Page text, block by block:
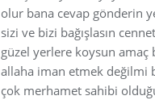
olur bana cevap gönderin
sizi ve bizi bağışlasın
güzel yerlere koysun amaç
allaha iman etmek değilmi
çok merhamet sahibi